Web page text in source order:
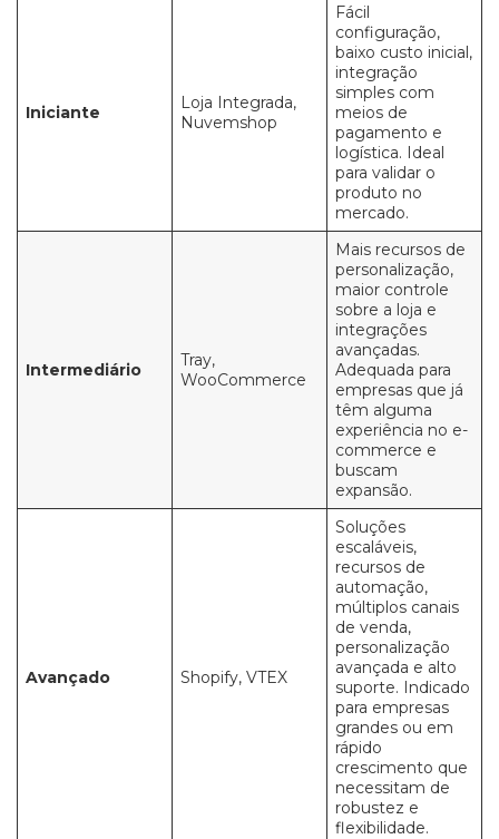
Iniciante
Loja Integrada,
Nuvemshop
Fácil
configuração,
baixo custo inicial,
integração
simples com
meios de
pagamento e
logística. Ideal
para validar o
produto no
mercado.
Intermediário
Tray,
WooCommerce
Mais recursos de
personalização,
maior controle
sobre a loja e
integrações
avançadas.
Adequada para
empresas que já
têm alguma
experiência no e-
commerce e
buscam
expansão.
Avançado Shopify, VTEX
Soluções
escaláveis,
recursos de
automação,
múltiplos canais
de venda,
personalização
avançada e alto
suporte. Indicado
para empresas
grandes ou em
rápido
crescimento que
necessitam de
robustez e
flexibilidade.